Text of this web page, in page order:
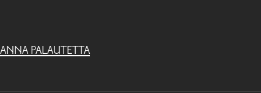
ANNA PALAUTETTA